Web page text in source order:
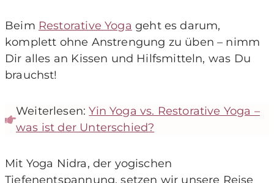
Beim Restorative Yoga geht es darum,
komplett ohne Anstrengung zu üben – nimm
Dir alles an Kissen und Hilfsmitteln, was Du
brauchst!
Weiterlesen:Yin Yoga vs. Restorative Yoga –
was ist der Unterschied?
Mit Yoga Nidra, der yogischen
Tiefenentspannung, setzen wir unsere Reise